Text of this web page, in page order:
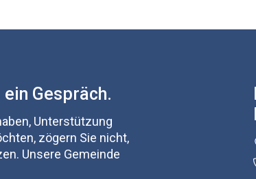
Gespräch.
Unterstützung
zögern Sie nicht,
Unsere Gemeinde